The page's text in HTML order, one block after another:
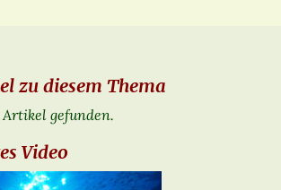
zu diesem Thema
gefunden.
Video